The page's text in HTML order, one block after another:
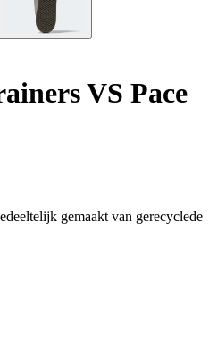
VS Pace
gemaakt van gerecyclede